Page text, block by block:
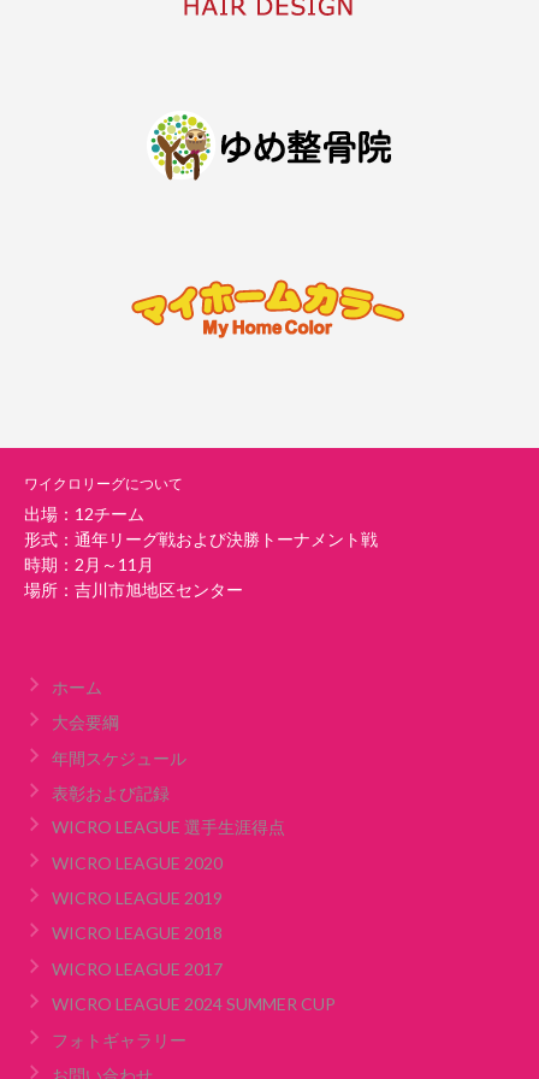
ワイクロリーグについて
出場：12チーム
形式：通年リーグ戦および決勝トーナメント戦
時期：2月～11月
場所：吉川市旭地区センター
ホーム
大会要綱
年間スケジュール
表彰および記録
WICRO LEAGUE 選手生涯得点
WICRO LEAGUE 2020
WICRO LEAGUE 2019
WICRO LEAGUE 2018
WICRO LEAGUE 2017
WICRO LEAGUE 2024 SUMMER CUP
フォトギャラリー
お問い合わせ